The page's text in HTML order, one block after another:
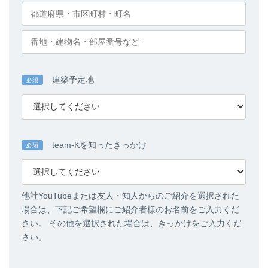
必須 建築予定地
必須 team-Kを知ったきっかけ
他社YouTubeまたは友人・知人からのご紹介を選択された
場合は、下記ご希望欄にご紹介者様のお名前をご入力くだ
さい。 その他を選択された場合は、きっかけをご入力くだ
さい。